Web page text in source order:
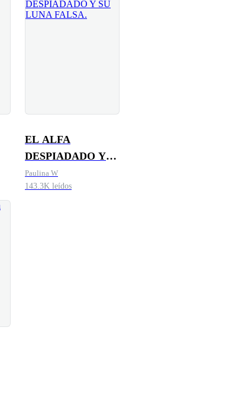
EL ALFA
DESPIADADO Y
SU LUNA FALSA.
Paulina W
143.3K leídos